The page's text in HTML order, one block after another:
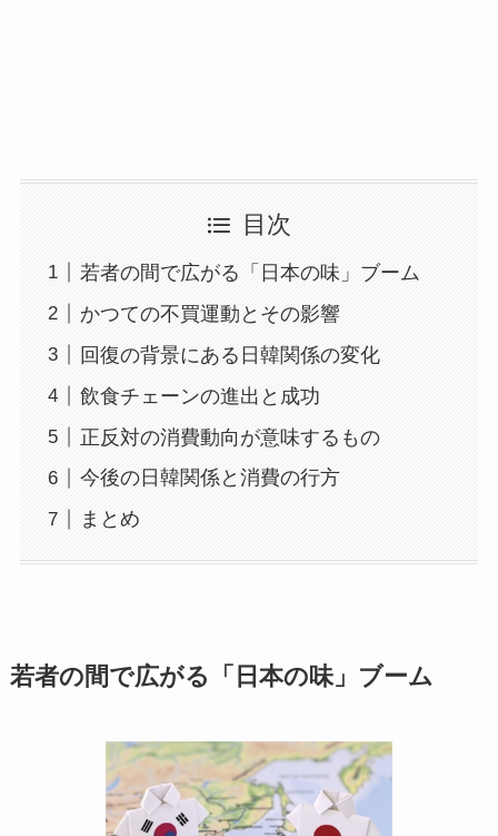
目次
若者の間で広がる「日本の味」ブーム
かつての不買運動とその影響
回復の背景にある日韓関係の変化
飲食チェーンの進出と成功
正反対の消費動向が意味するもの
今後の日韓関係と消費の行方
まとめ
若者の間で広がる「日本の味」ブーム